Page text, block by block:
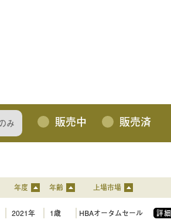
み 販売中 販売済
年度 年齢 上場市場
2021年 1歳 HBAオータムセール 詳細